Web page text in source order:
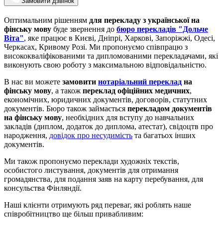
Оптимальним рішенням для перекладу з української на
фінську мову буде звернення до бюро перекладів "Дольче
Віта", яке працює в Києві, Дніпрі, Харкові, Запоріжжі, Одесі,
Черкасах, Кривому Розі. Ми пропонуємо співпрацю з
висококваліфікованими та дипломованими перекладачами, які
виконують свою роботу з максимальною відповідальністю.
В нас ви можете замовити нотаріальний переклад на
фінську мову, а також переклад офіційних медичних,
економічних, юридичних документів, договорів, статутних
документів. Бюро також займається перекладом документів
на фінську мову, необхідних для вступу до навчальних
закладів (диплом, додаток до диплома, атестат), свідоцтв про
народження, довідок про несудимість та багатьох інших
документів.
Ми також пропонуємо переклади художніх текстів,
особистого листування, документів для отримання
громадянства, для подання заяв на карту перебування, для
консульства Фінляндії.
Наші клієнти отримують ряд переваг, які роблять наше
співробітництво ще більш привабливим: